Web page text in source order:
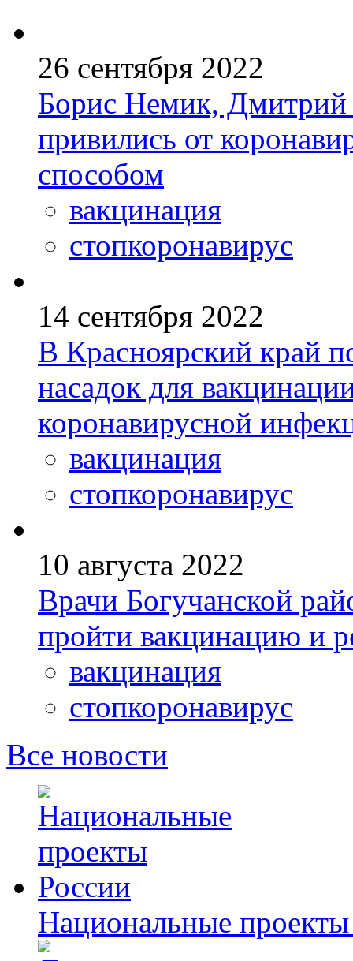
26 сентября 2022
Борис Немик, Дмитрий
привились от
способом
вакцинация
стопкоронавирус
14 сентября 2022
В Красноярский край
насадок для
коронавирусной
вакцинация
стопкоронавирус
10 августа 2022
Врачи Богучанской
пройти вакцинацию и
вакцинация
стопкоронавирус
Все новости
Национальные